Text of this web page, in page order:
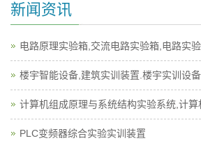
新闻资讯
电路原理实验箱,交流电路实验箱,电路实
楼宇智能设备,建筑实训装置.楼宇实训设备
计算机组成原理与系统结构实验系统,计算
PLC变频器综合实验实训装置